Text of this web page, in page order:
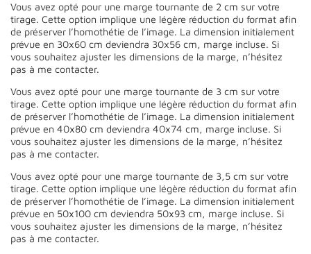
Vous avez opté pour une marge tournante de 2 cm sur votre
tirage. Cette option implique une légère réduction du format afin
de préserver l’homothétie de l’image. La dimension initialement
prévue en 30x60 cm deviendra 30x56 cm, marge incluse. Si
vous souhaitez ajuster les dimensions de la marge, n’hésitez
pas à me contacter.
Vous avez opté pour une marge tournante de 3 cm sur votre
tirage. Cette option implique une légère réduction du format afin
de préserver l’homothétie de l’image. La dimension initialement
prévue en 40x80 cm deviendra 40x74 cm, marge incluse. Si
vous souhaitez ajuster les dimensions de la marge, n’hésitez
pas à me contacter.
Vous avez opté pour une marge tournante de 3,5 cm sur votre
tirage. Cette option implique une légère réduction du format afin
de préserver l’homothétie de l’image. La dimension initialement
prévue en 50x100 cm deviendra 50x93 cm, marge incluse. Si
vous souhaitez ajuster les dimensions de la marge, n’hésitez
pas à me contacter.